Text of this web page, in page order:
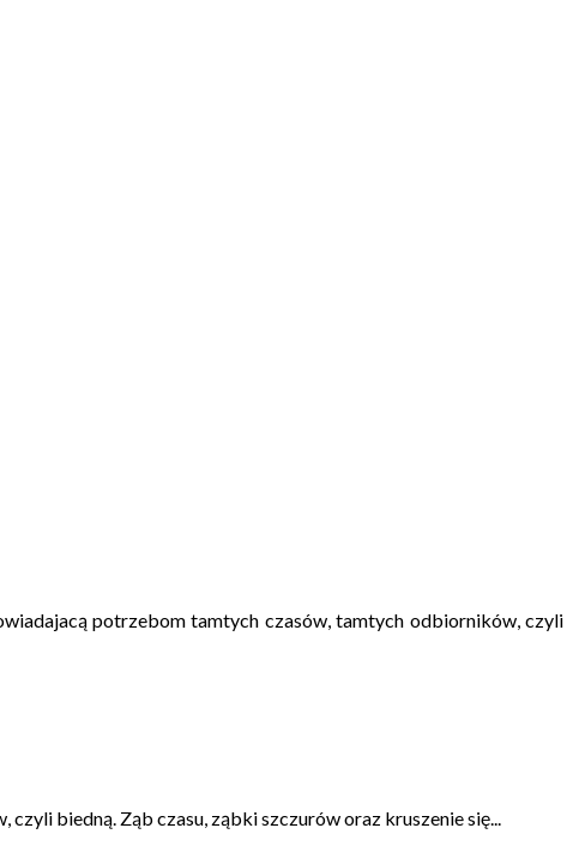
potrzebom tamtych czasów, tamtych odbiorników, czyli
biedną. Ząb czasu, ząbki szczurów oraz kruszenie się...